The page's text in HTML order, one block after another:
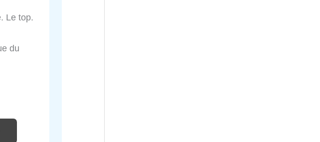
Le top.
du